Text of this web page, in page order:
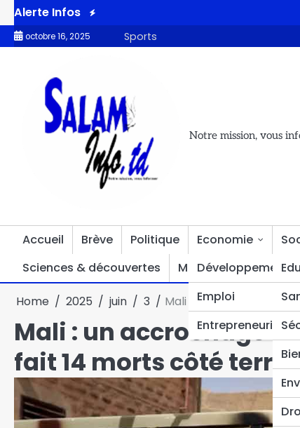
Alerte Infos
des valeurs patriotiques
octobre 16, 2025 Sports
Notre mission, vous
Accueil Brève Politique
Economie
Développement
Emploi
Entrepreneuriat
Sciences & découvertes
Multimédia Divers
Home 2025 juin 3 Mali : un accrochage
Mali : un accrochage
fait 14 morts côté